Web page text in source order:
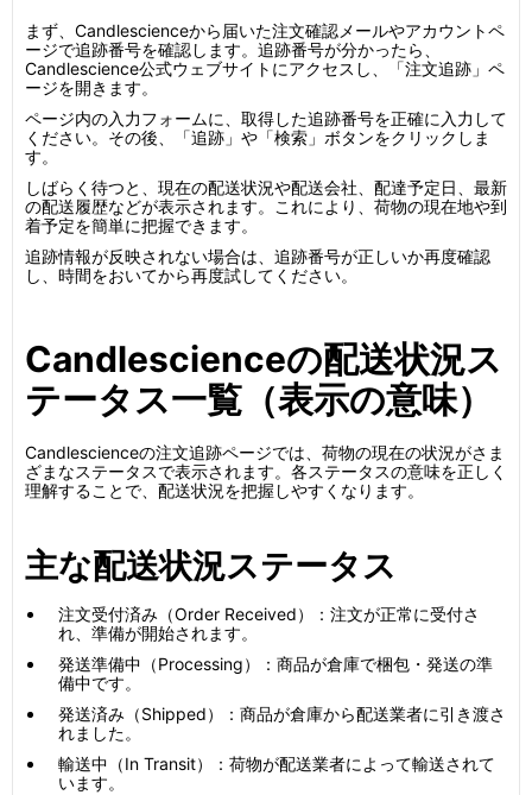
まず、Candlescienceから届いた注文確認メールやアカウントペ
ージで追跡番号を確認します。追跡番号が分かったら、
Candlescience公式ウェブサイトにアクセスし、「注文追跡」ペ
ージを開きます。
ページ内の入力フォームに、取得した追跡番号を正確に入力して
ください。その後、「追跡」や「検索」ボタンをクリックしま
す。
しばらく待つと、現在の配送状況や配送会社、配達予定日、最新
の配送履歴などが表示されます。これにより、荷物の現在地や到
着予定を簡単に把握できます。
追跡情報が反映されない場合は、追跡番号が正しいか再度確認
し、時間をおいてから再度試してください。
Candlescienceの配送状況ス
テータス一覧（表示の意味）
Candlescienceの注文追跡ページでは、荷物の現在の状況がさま
ざまなステータスで表示されます。各ステータスの意味を正しく
理解することで、配送状況を把握しやすくなります。
主な配送状況ステータス
注文受付済み（Order Received）：注文が正常に受付さ
れ、準備が開始されます。
発送準備中（Processing）：商品が倉庫で梱包・発送の準
備中です。
発送済み（Shipped）：商品が倉庫から配送業者に引き渡さ
れました。
輸送中（In Transit）：荷物が配送業者によって輸送されて
います。